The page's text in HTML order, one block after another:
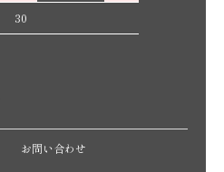
30
お問い合わせ